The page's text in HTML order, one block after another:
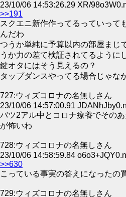
23/10/06 14:53:26.29 XR/
>>191
スクエニ新作作ってるっていって
んだわ
つうか単純に予算以内の部屋まじ
うか力の差て検証されてるように
鍵オタにはそう見えるの？
タップダンスやってる場合じゃな
727:ウィズコロナの名無しさん
23/10/06 14:57:00.91
バツ2アル中とコロナ療養でその
が怖いわ
728:ウィズコロナの名無しさん
23/10/06 14:58:59.84
>>630
こっている事実の答えになったの
729:ウィズコロナの名無しさん